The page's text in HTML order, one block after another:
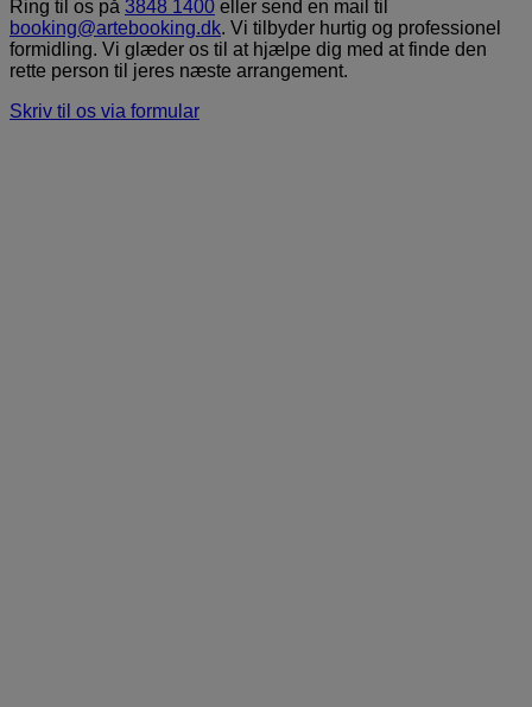
Ring til os på 3848 1400 eller send en mail til
booking@artebooking.dk. Vi tilbyder hurtig og professionel
formidling. Vi glæder os til at hjælpe dig med at finde den
rette person til jeres næste arrangement.
Skriv til os via formular